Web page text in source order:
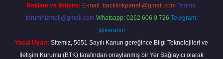
Reklam ve İletişim: E-mail: backlinkpaneli@gmail.com Teams:
forumhizmeti@gmail.com Whatsapp: 0262 606 0 726 Telegram:
@karabul
Yasal Uyarı: Sitemiz, 5651 Sayılı Kanun gereğince Bilgi Teknolojileri ve
İletişim Kurumu (BTK) tarafından onaylanmış bir Yer Sağlayıcı olarak